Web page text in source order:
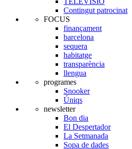
Contingut patrocinat
FOCUS
finançament
barcelona
sequera
habitatge
transparència
llengua
programes
Snooker
Úniqs
newsletter
Bon dia
El Despertador
La Setmanada
Sopa de dades